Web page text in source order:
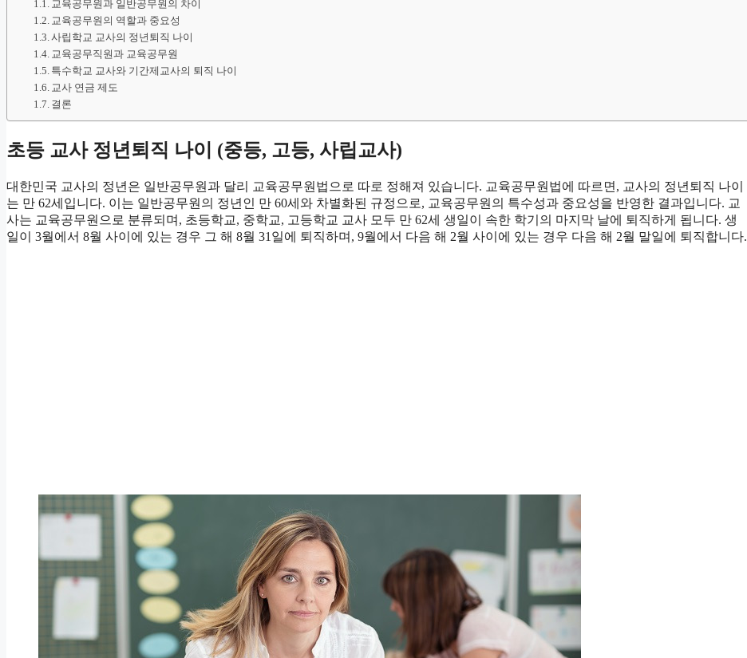
교육공무원과 일반공무원의 차이
교육공무원의 역할과 중요성
사립학교 교사의 정년퇴직 나이
교육공무직원과 교육공무원
특수학교 교사와 기간제교사의 퇴직 나이
교사 연금 제도
결론
초등 교사 정년퇴직 나이 (중등, 고등, 사립교사)
대한민국 교사의 정년은 일반공무원과 달리 교육공무원법으로 따로 정해져 있습니다. 교육공무원법에 따르면, 교사의 정년퇴직 나이
는 만 62세입니다. 이는 일반공무원의 정년인 만 60세와 차별화된 규정으로, 교육공무원의 특수성과 중요성을 반영한 결과입니다. 교
사는 교육공무원으로 분류되며, 초등학교, 중학교, 고등학교 교사 모두 만 62세 생일이 속한 학기의 마지막 날에 퇴직하게 됩니다. 생
일이 3월에서 8월 사이에 있는 경우 그 해 8월 31일에 퇴직하며, 9월에서 다음 해 2월 사이에 있는 경우 다음 해 2월 말일에 퇴직합니다.